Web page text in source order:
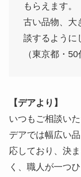
もらえます。
古い品物、大
談するように
（東京都・50
【デアより】
いつもご相談い
デアでは幅広い
応しており、決
く、職人が一つ